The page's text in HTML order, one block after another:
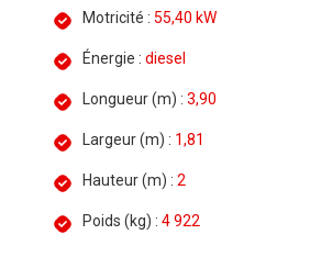
Motricité : 55,40 kW
Énergie : diesel
Longueur (m) : 3,90
Largeur (m) : 1,81
Hauteur (m) : 2
Poids (kg) : 4 922